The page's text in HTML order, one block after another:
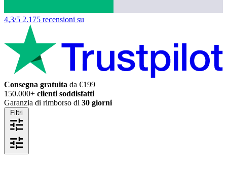
4,3/5 2.175 recensioni su
Consegna gratuita da €199
150.000+ clienti soddisfatti
Garanzia di rimborso di 30 giorni
Filtri